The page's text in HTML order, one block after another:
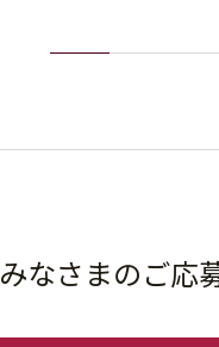
みなさまのご応